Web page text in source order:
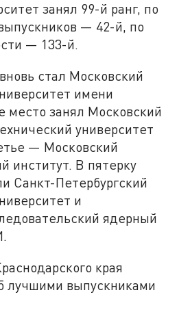
занял 99-й ранг, по
— 42-й, по
— 133-й.
стал Московский
имени
место занял Московский
университет
— Московский
институт. В пятерку
Санкт-Петербургский
и
ядерный
края
лучшими выпускниками